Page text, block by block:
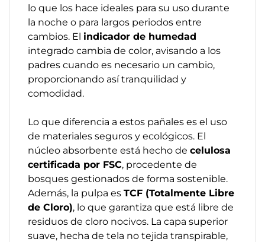
lo que los hace ideales para su uso durante
la noche o para largos periodos entre
cambios. El indicador de humedad
integrado cambia de color, avisando a los
padres cuando es necesario un cambio,
proporcionando así tranquilidad y
comodidad.
Lo que diferencia a estos pañales es el uso
de materiales seguros y ecológicos. El
núcleo absorbente está hecho de celulosa
certificada por FSC, procedente de
bosques gestionados de forma sostenible.
Además, la pulpa es TCF (Totalmente Libre
de Cloro), lo que garantiza que está libre de
residuos de cloro nocivos. La capa superior
suave, hecha de tela no tejida transpirable,